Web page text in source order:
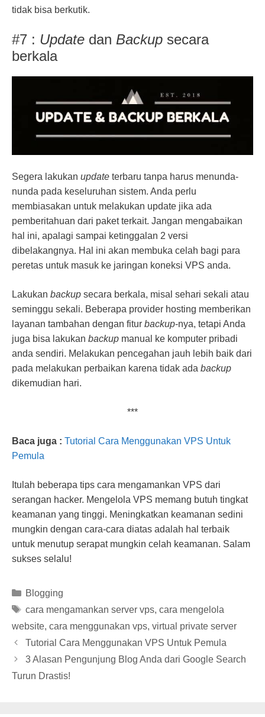
tidak bisa berkutik.
#7 : Update dan Backup secara
berkala
Segera lakukan update terbaru tanpa harus menunda-
nunda pada keseluruhan sistem. Anda perlu
membiasakan untuk melakukan update jika ada
pemberitahuan dari paket terkait. Jangan mengabaikan
hal ini, apalagi sampai ketinggalan 2 versi
dibelakangnya. Hal ini akan membuka celah bagi para
peretas untuk masuk ke jaringan koneksi VPS anda.
Lakukan backup secara berkala, misal sehari sekali atau
seminggu sekali. Beberapa provider hosting memberikan
layanan tambahan dengan fitur backup-nya, tetapi Anda
juga bisa lakukan backup manual ke komputer pribadi
anda sendiri. Melakukan pencegahan jauh lebih baik dari
pada melakukan perbaikan karena tidak ada backup
dikemudian hari.
***
Baca juga : Tutorial Cara Menggunakan VPS Untuk
Pemula
Itulah beberapa tips cara mengamankan VPS dari
serangan hacker. Mengelola VPS memang butuh tingkat
keamanan yang tinggi. Meningkatkan keamanan sedini
mungkin dengan cara-cara diatas adalah hal terbaik
untuk menutup serapat mungkin celah keamanan. Salam
sukses selalu!
Categories
Blogging
Tags
cara mengamankan server vps, cara mengelola
website, cara menggunakan vps, virtual private server
Tutorial Cara Menggunakan VPS Untuk Pemula
3 Alasan Pengunjung Blog Anda dari Google Search
Turun Drastis!